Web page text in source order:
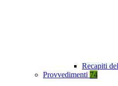
Recapiti
Provvedimenti 74